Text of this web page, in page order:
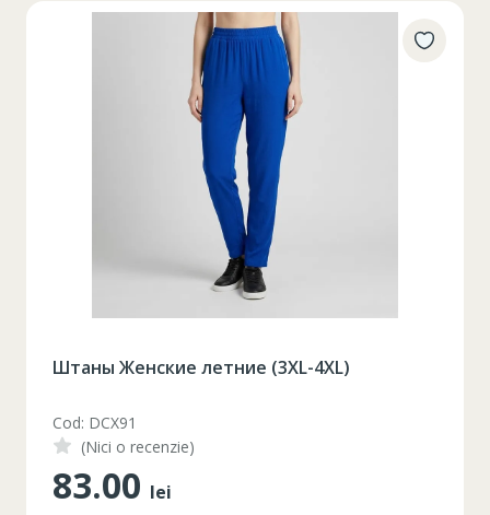
Штаны Женские летние (3XL-4XL)
Cod: DCX91
(Nici o recenzie)
83.00 lei